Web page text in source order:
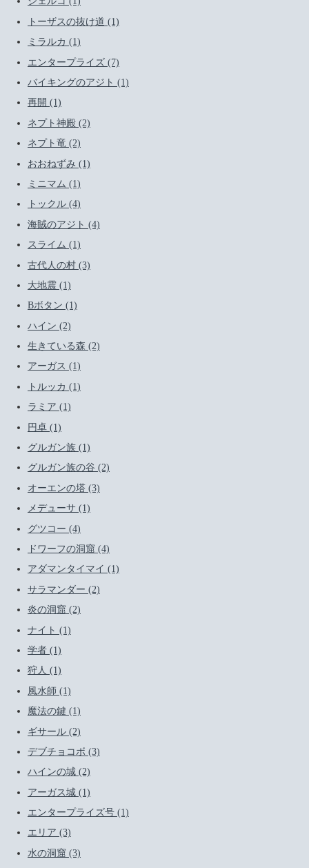
トーザスの抜け道 (1)
ミラルカ (1)
エンタープライズ (7)
バイキングのアジト (1)
再開 (1)
ネプト神殿 (2)
ネプト竜 (2)
おおねずみ (1)
ミニマム (1)
トックル (4)
海賊のアジト (4)
スライム (1)
古代人の村 (3)
大地震 (1)
Bボタン (1)
ハイン (2)
生きている森 (2)
アーガス (1)
トルッカ (1)
ラミア (1)
円卓 (1)
グルガン族 (1)
グルガン族の谷 (2)
オーエンの塔 (3)
メデューサ (1)
グツコー (4)
ドワーフの洞窟 (4)
アダマンタイマイ (1)
サラマンダー (2)
炎の洞窟 (2)
ナイト (1)
学者 (1)
狩人 (1)
風水師 (1)
魔法の鍵 (1)
ギサール (2)
デブチョコボ (3)
ハインの城 (2)
アーガス城 (1)
エンタープライズ号 (1)
エリア (3)
水の洞窟 (3)